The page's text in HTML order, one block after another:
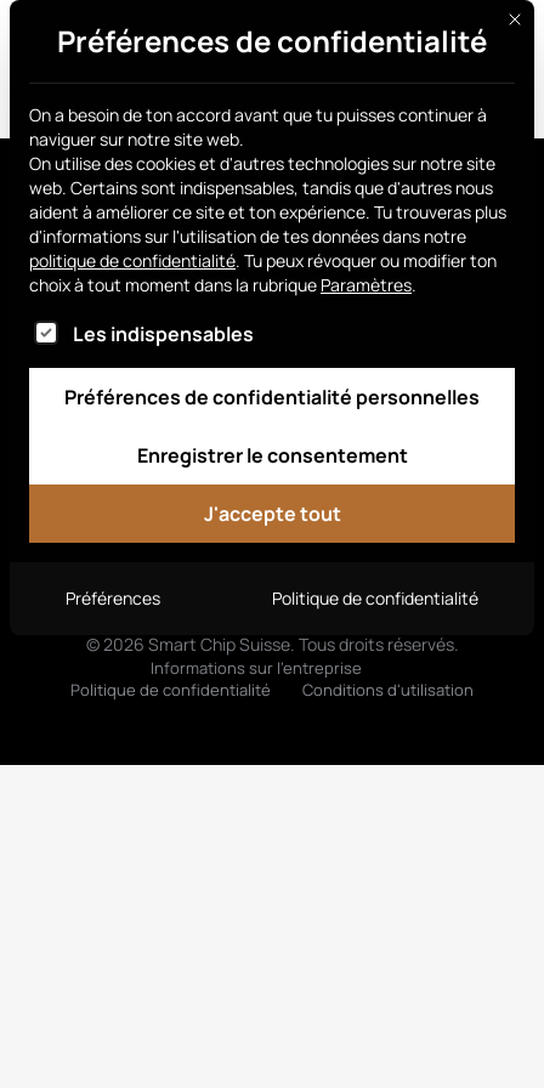
Procure-toi le tien
Smart Chip Procure-toi le tien
Vendre avec nous
Salle de presse
© 2026 Smart Chip Suisse. Tous droits réservés.
Informations sur l'entreprise
Politique de confidentialité
Conditions d'utilisation
Ce
Préférences de confidentialité
On a besoin de ton accord avant que tu puisses continuer à
naviguer sur notre site web.
On utilise des cookies et d'autres technologies sur notre site
web. Certains sont indispensables, tandis que d'autres nous
aident à améliorer ce site et ton expérience. Tu trouveras plus
d'informations sur l'utilisation de tes données dans notre
politique de confidentialité. Tu peux révoquer ou modifier ton
choix à tout moment dans la rubrique Paramètres.
Voici la liste des groupes de services pour
Les indispensables
Préférences de confidentialité personnelles
Enregistrer le consentement
J'accepte tout
Préférences Politique de confidentialité